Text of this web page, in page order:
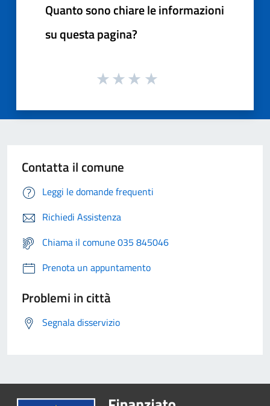
Quanto sono chiare le informazioni
su questa pagina?
Contatta il comune
Leggi le domande frequenti
Richiedi Assistenza
Chiama il comune 035 845046
Prenota un appuntamento
Problemi in città
Segnala disservizio